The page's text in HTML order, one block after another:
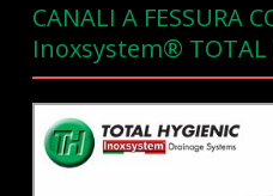
CANALI A FESSURA
Inoxsystem® TOTAL